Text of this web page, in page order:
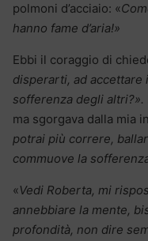
polmoni d’acciaio: «
hanno fame d’aria!»
Ebbi il coraggio di
disperarti, ad accettare
sofferenza degli altri?».
ma sgorgava dalla mia
potrai più correre,
commuove la
«Vedi Roberta, mi
annebbiare la mente,
profondità, non dire